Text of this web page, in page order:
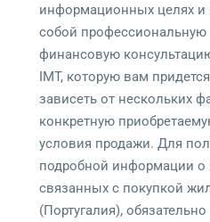
информационных целях и
собой
финансовую
IMT, которую вам
зависеть от нескольких
конкретную
условия продажи. Для
подробной информации о
связанных с покупкой
(Португалия),